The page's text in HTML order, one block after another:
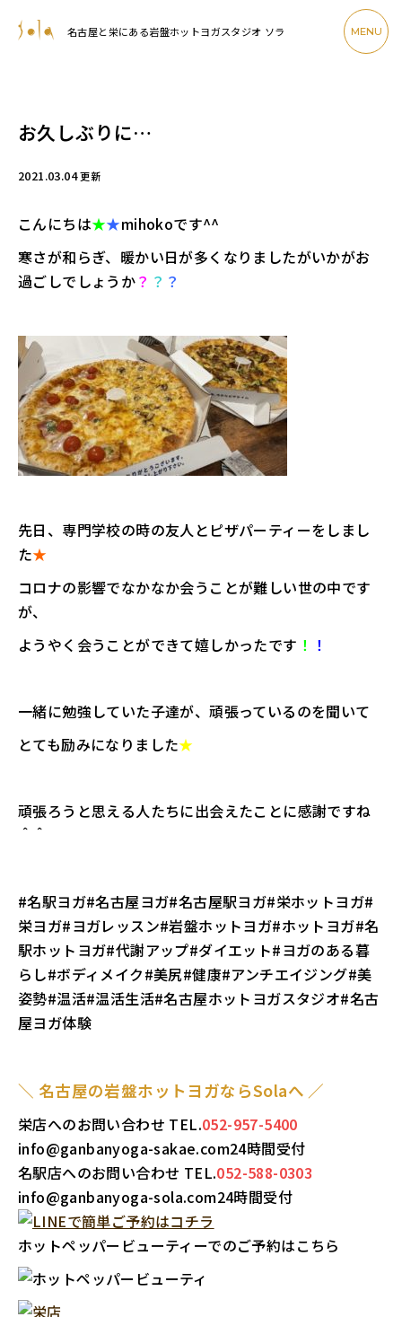
名古屋と栄にある岩盤ホットヨガスタジオ ソラ MENU
お久しぶりに…
2021.03.04更新
こんにちは★★mihokoです^^
寒さが和らぎ、暖かい日が多くなりましたがいかがお
過ごしでしょうか？ ？ ？
先日、専門学校の時の友人とピザパーティーをしまし
た★
コロナの影響でなかなか会うことが難しい世の中です
が、
ようやく会うことができて嬉しかったです ！ ！
一緒に勉強していた子達が、頑張っているのを聞いて
とても励みになりました★
頑張ろうと思える人たちに出会えたことに感謝ですね
＾＾
#名駅ヨガ#名古屋ヨガ#名古屋駅ヨガ#栄ホットヨガ#
栄ヨガ#ヨガレッスン#岩盤ホットヨガ#ホットヨガ#名
駅ホットヨガ#代謝アップ#ダイエット#ヨガのある暮
らし#ボディメイク#美尻#健康#アンチエイジング#美
姿勢#温活#温活生活#名古屋ホットヨガスタジオ#名古
屋ヨガ体験
＼ 名古屋の岩盤ホットヨガならSolaへ ／
栄店へのお問い合わせ TEL.052-957-5400
info@ganbanyoga-sakae.com24時間受付
名駅店へのお問い合わせ TEL.052-588-0303
info@ganbanyoga-sola.com24時間受付
ホットペッパービューティーでのご予約はこちら